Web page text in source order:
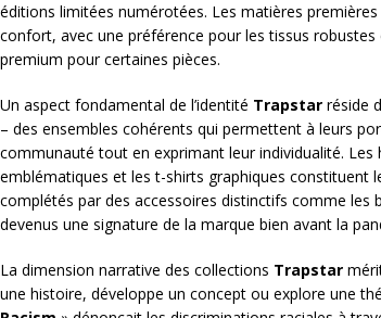
éditions limitées numérotées. Les matières
confort, avec une préférence pour les tissus
premium pour certaines pièces.
Un aspect fondamental de l’identité Trapstar réside
– des ensembles cohérents qui permettent à leurs
communauté tout en exprimant leur individualité.
emblématiques et les t-shirts graphiques constituent
complétés par des accessoires distinctifs comme
devenus une signature de la marque bien avant la
La dimension narrative des collections Trapstar
une histoire, développe un concept ou explore une